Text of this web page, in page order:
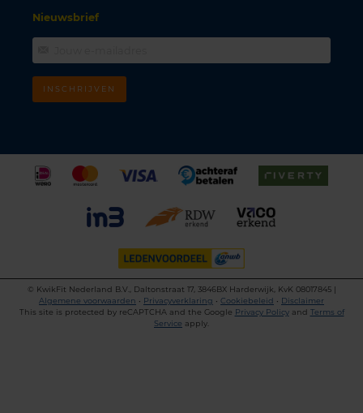
Nieuwsbrief
INSCHRIJVEN
©
KwikFit Nederland B.V., Daltonstraat 17, 3846BX Harderwijk, KvK 08017845 |
Algemene voorwaarden • Privacyverklaring • Cookiebeleid • Disclaimer
This site is protected by reCAPTCHA and the Google Privacy Policyand Terms of
Service apply.